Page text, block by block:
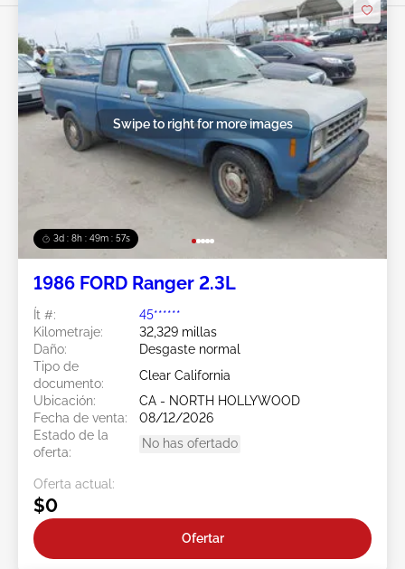
3d : 8h : 49m : 54s
Swipe to right for more images
1986 FORD Ranger 2.3L
Ít #:
45******
Kilometraje:
32,329 millas
Daño:
Desgaste normal
Tipo de
documento:
Clear California
Ubicación:
CA - NORTH HOLLYWOOD
Fecha de venta:
08/12/2026
Estado de la
oferta:
No has ofertado
Oferta actual:
$0
Ofertar